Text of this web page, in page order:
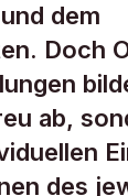
dem
Doch
ab,
des